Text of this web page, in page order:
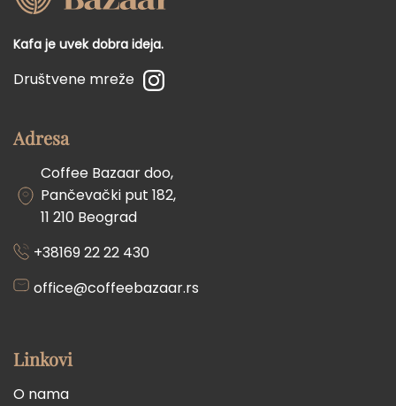
Kafa je uvek dobra ideja.
Društvene mreže
Adresa
Coffee Bazaar doo,
Pančevački put 182,
11 210 Beograd
+38169 22 22 430
office@coffeebazaar.rs
Linkovi
O nama